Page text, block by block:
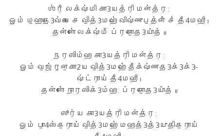
ஶ்ரீ லக்ஷ்மி கா3யத்ரி மன்த்ர:
ஓம் ம॒ஹா॒தே॒3வ்யை ச வி॒த்3மஹே॑ விஷ்ணுப॒த்னீ ச॑ தீ4மஹி ।
தன்னோ॑ லக்ஷ்மீ ப்ரசோ॒த3யா᳚த் ॥
நரஸிம்ஹ கா3யத்ரி மன்த்ர:
ஓம் வ॒ஜ்ர॒ன॒கா2ய வி॒த்3மஹே॑ தீக்ஷ்ணத॒3க்3க்3-
ஷ்ட்ராய॑ தீ4மஹி ।
தன்னோ॑ நாரஸிக்3ம்ஹ: ப்ரசோ॒த3யா᳚த் ॥
ஸூர்ய கா3யத்ரி மன்த்ர:
ஓம் பா॒4ஸ்க॒ராய॑ வி॒த்3மஹே॑ மஹத்3த்3யுதிக॒ராய॑